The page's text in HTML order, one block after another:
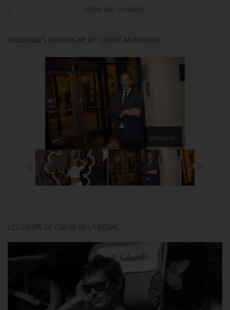
Hôtel des Invalides
VENDANGES MONTAIGNE BY COMITÉ MONTAIGNE
@Thierry Ker
LES COUPS DE COEUR DE LA RÉDAC’